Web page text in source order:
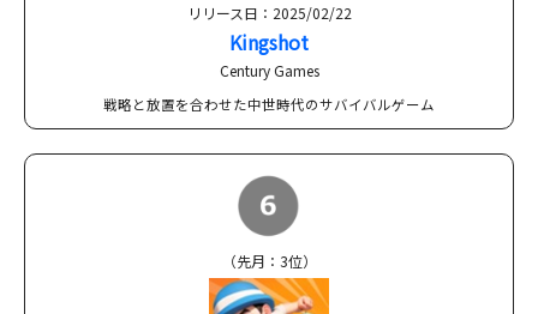
リリース日：2025/02/22
Kingshot
Century Games
戦略と放置を合わせた中世時代のサバイバルゲーム
（先月：3位）